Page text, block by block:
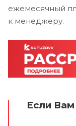
ежемесячный
к менеджеру.
Если Вам